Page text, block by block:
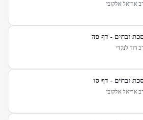
אריאל אלקובי
זבחים - דף סה
דוד לנקרי
זבחים - דף סו
אריאל אלקובי